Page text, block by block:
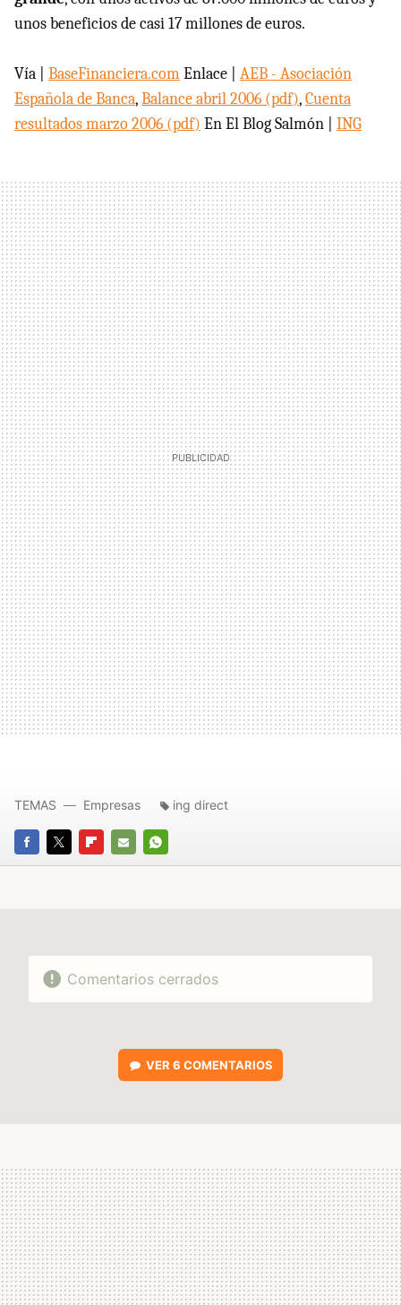
unos beneficios de casi 17 millones de euros.
Vía | BaseFinanciera.comEnlace | AEB - Asociación
Española de Banca,Balance abril 2006 (pdf),Cuenta
resultados marzo 2006 (pdf) En El Blog Salmón | ING
FACEBOOK
TWITTERFLIPBOARD
E-
WHATSAPP
TEMAS Empresas ing direct
Comentarios cerrados
VER 6 COMENTARIOS